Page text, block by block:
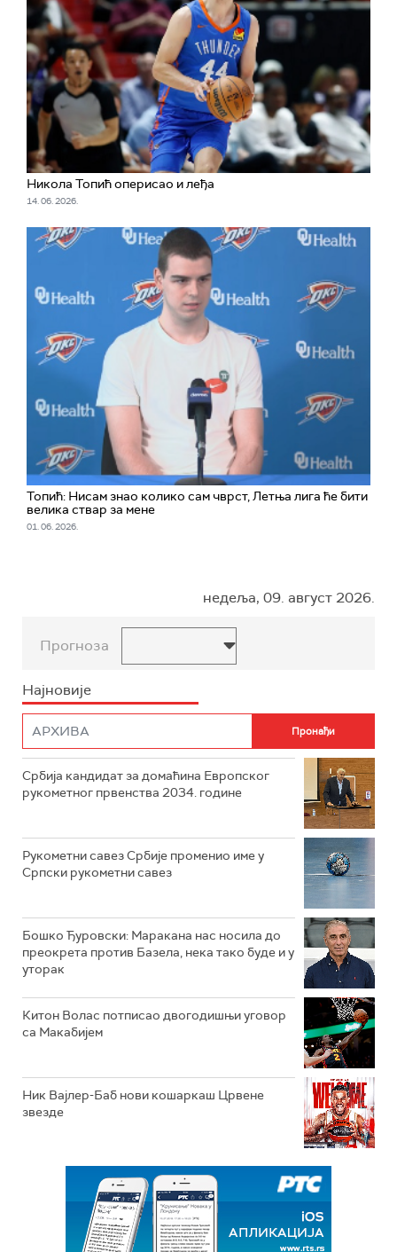
Никола Топић оперисао и леђа
14. 06. 2026.
Топић: Нисам знао колико сам чврст, Летња лига ће бити
велика ствар за мене
01. 06. 2026.
недеља, 09. август 2026.
Прогноза
Најновије
Србија кандидат за домаћина Европског
рукометног првенства 2034. године
Рукометни савез Србије променио име у
Српски рукометни савез
Бошко Ђуровски: Маракана нас носила до
преокрета против Базела, нека тако буде и у
уторак
Китон Волас потписао двогодишњи уговор
са Макабијем
Ник Вајлер-Баб нови кошаркаш Црвене
звезде